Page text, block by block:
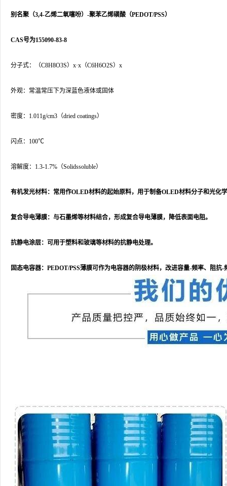
别名聚（3,4-乙烯二氧噻吩）-聚苯乙烯磺酸（PEDOT/PSS）
CAS号为155090-83-8
分子式：（C8H8O3S）x·x（C6H6O2S）x
外观：常温常压下为深蓝色液体或固体
密度：1.011g/cm3（dried coatings）
闪点：100℃
溶解度：1.3-1.7%（Solidssoluble）
有机发光材料：常用作OLED材料的起始原料，用于制备OLED材料分子和光化
复合导电薄膜：与石墨烯等材料结合，形成复合导电薄膜，降低表面电阻。
抗静电涂层：可用于塑料和玻璃等材料的抗静电处理。
固态电容器：PEDOT/PSS薄膜可作为电容器的阴极材料，改进容量-频率、阻抗-